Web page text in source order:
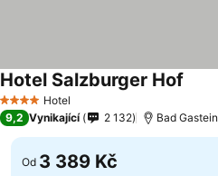
4 Počet hvězdiček
Hotel
Hotel Salzburger Hof
9,2 Vynikající 2 132 Bad Gastein
Od 3 389 Kč